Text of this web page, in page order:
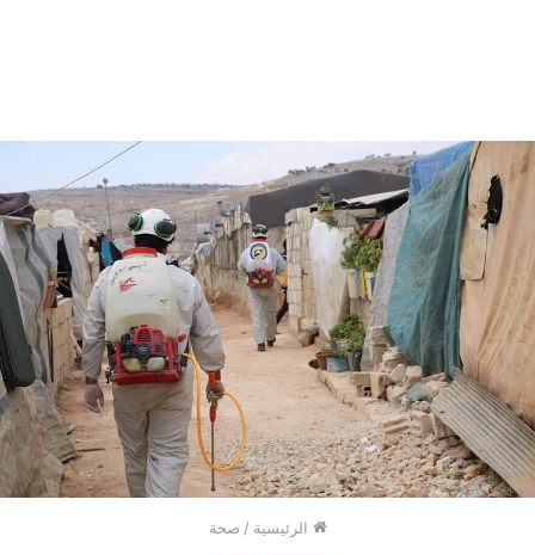
الرئيسية / صحة